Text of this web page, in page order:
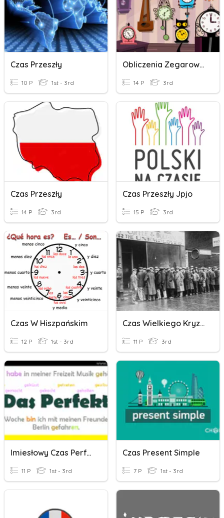
Czas Przeszły
10 P 1st - 3rd
Obliczenia Zegarowe 2
14 P 3rd
Czas Przeszły
14 P 3rd
Czas Przeszły Jpjo
15 P 3rd
Czas W Hiszpańskim
12 P 1st - 3rd
Czas Wielkiego Kryzysu.
11 P 3rd
Imiesłowy Czas Perfekt
11 P 1st - 3rd
Czas Present Simple
7 P 1st - 3rd